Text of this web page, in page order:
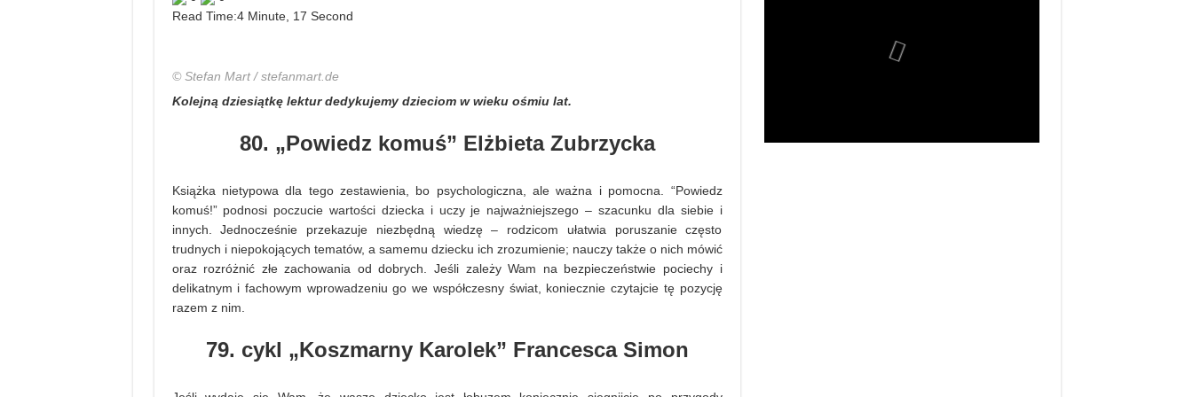
Read Time:4 Minute, 17 Second
© Stefan Mart / stefanmart.de
Kolejną dziesiątkę lektur dedykujemy dzieciom w wieku ośmiu lat.
80. „Powiedz komuś” Elżbieta Zubrzycka
Książka nietypowa dla tego zestawienia, bo psychologiczna, ale ważna i pomocna. “Powiedz
komuś!” podnosi poczucie wartości dziecka i uczy je najważniejszego – szacunku dla siebie i
innych. Jednocześnie przekazuje niezbędną wiedzę – rodzicom ułatwia poruszanie często
trudnych i niepokojących tematów, a samemu dziecku ich zrozumienie; nauczy także o nich mówić
oraz rozróżnić złe zachowania od dobrych. Jeśli zależy Wam na bezpieczeństwie pociechy i
delikatnym i fachowym wprowadzeniu go we współczesny świat, koniecznie czytajcie tę pozycję
razem z nim.
79. cykl „Koszmarny Karolek” Francesca Simon